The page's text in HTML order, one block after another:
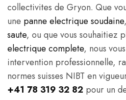
collectivites de Gryon. Que
une panne electrique soudaine
saute, ou que vous souhaitiez
electrique complete, nous
intervention professionnelle,
normes suisses NIBT en
+41 78 319 32 82 pour un